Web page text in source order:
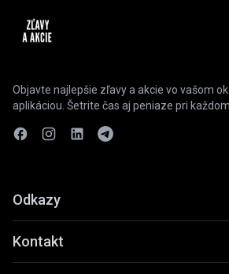
Objavte najlepšie zľavy a akcie vo vašom
aplikáciou. Šetrite čas aj peniaze pri
Odkazy
Funkcie
Ukážky
Kontakt